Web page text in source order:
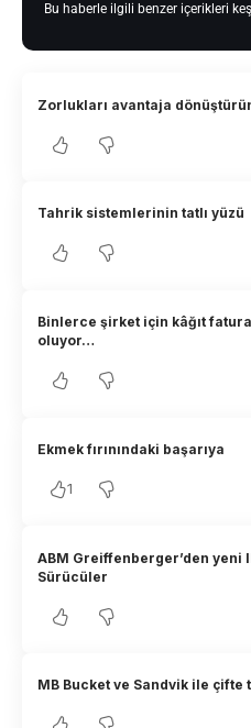
Bu haberle ilgili benzer içerikleri
Zorlukları avantaja
Tahrik sistemlerinin tatlı yüzü
Binlerce şirket için kâğıt
oluyor…
Ekmek fırınındaki başarıya
1
ABM Greiffenberger’den yeni
Sürücüler
MB Bucket ve Sandvik ile çifte